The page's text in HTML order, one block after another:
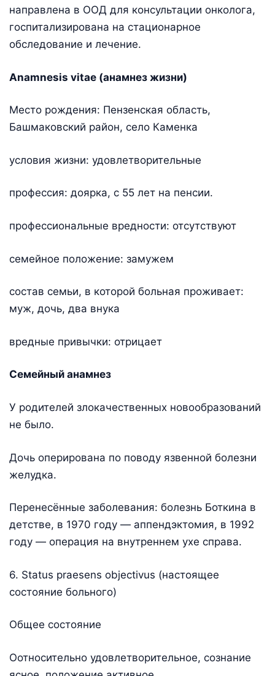
направлена в ООД для консультации онколога,
госпитализирована на стационарное
обследование и лечение.
Anamnesis vitae (анамнез жизни)
Место рождения: Пензенская область,
Башмаковский район, село Каменка
условия жизни: удовлетворительные
профессия: доярка, с 55 лет на пенсии.
профессиональные вредности: отсутствуют
семейное положение: замужем
состав семьи, в которой больная проживает:
муж, дочь, два внука
вредные привычки: отрицает
Семейный анамнез
У родителей злокачественных новообразований
не было.
Дочь оперирована по поводу язвенной болезни
желудка.
Перенесённые заболевания: болезнь Боткина в
детстве, в 1970 году — аппендэктомия, в 1992
году — операция на внутреннем ухе справа.
6. Status praesens objectivus (настоящее
состояние больного)
Общее состояние
Оотносительно удовлетворительное, сознание